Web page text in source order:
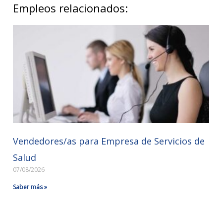
Empleos relacionados:
Vendedores/as para Empresa de Servicios de
Salud
07/08/2026
Saber más »